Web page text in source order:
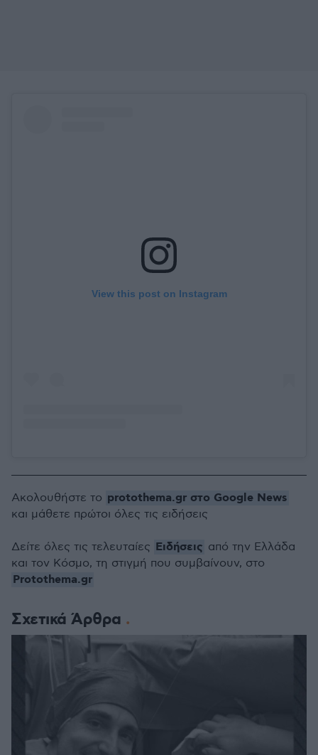
View this post on Instagram
Σχετικά Άρθρα
Ακολουθήστε το protothema.gr στο Google News
και μάθετε πρώτοι όλες τις ειδήσεις
Δείτε όλες τις τελευταίες Ειδήσεις από την Ελλάδα
και τον Κόσμο, τη στιγμή που συμβαίνουν, στο
Protothema.gr